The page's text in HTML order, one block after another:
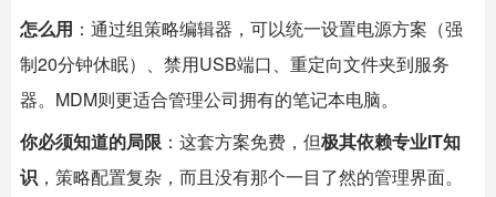
怎么用 ：通过组策略编辑器，可以统一设置电源方案（强
制20分钟休眠）、禁用USB端口、重定向文件夹到服务
器。MDM则更适合管理公司拥有的笔记本电脑。
你必须知道的局限 ：这套方案免费，但极其依赖专业IT知
识 ，策略配置复杂，而且没有那个一目了然的管理界面。